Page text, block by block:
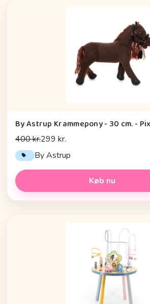
By Astrup Krammepony - 30 cm. -
400 kr.299 kr.
By Astrup
Køb nu